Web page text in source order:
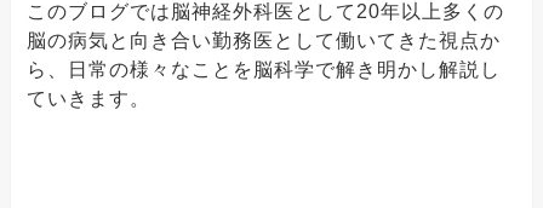
このブログでは脳神経外科医として20年以上多くの
脳の病気と向き合い勤務医として働いてきた視点か
ら、日常の様々なことを脳科学で解き明かし解説し
ていきます。